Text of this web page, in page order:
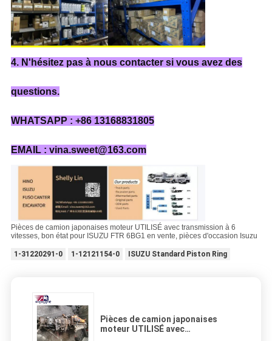
4. N'hésitez pas à nous contacter si vous avez des
questions.
WHATSAPP : +86 13168831805
EMAIL : vina.sweet@163.com
Pièces de camion japonaises moteur UTILISÉ avec transmission à 6
vitesses, bon état pour ISUZU FTR 6BG1 en vente, pièces d'occasion Isuzu
1-31220291-0 1-12121154-0 ISUZU Standard Piston Ring
Pièces de camion japonaises
moteur UTILISÉ avec